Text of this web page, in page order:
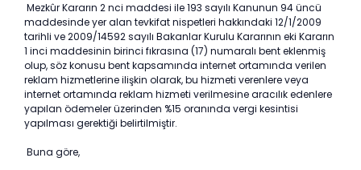
Mezkûr Kararın 2 nci maddesi ile 193 sayılı Kanunun 94 üncü
maddesinde yer alan tevkifat nispetleri hakkındaki 12/1/2009
tarihli ve 2009/14592 sayılı Bakanlar Kurulu Kararının eki Kararın
1 inci maddesinin birinci fıkrasına (17) numaralı bent eklenmiş
olup, söz konusu bent kapsamında internet ortamında verilen
reklam hizmetlerine ilişkin olarak, bu hizmeti verenlere veya
internet ortamında reklam hizmeti verilmesine aracılık edenlere
yapılan ödemeler üzerinden %15 oranında vergi kesintisi
yapılması gerektiği belirtilmiştir.
Buna göre,